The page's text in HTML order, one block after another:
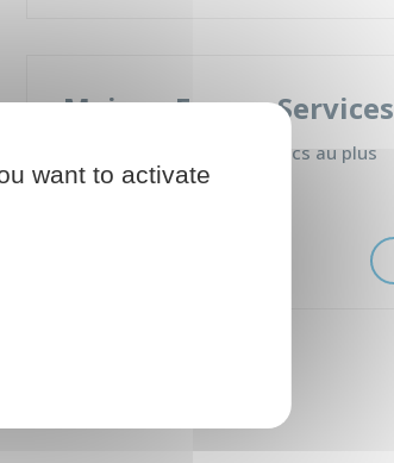
Maison France Services
Accéder aux services publics au plus
près de son domicile...
want to activate